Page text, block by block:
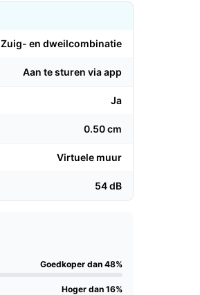
Zuig- en dweilcombinatie​
Aan te sturen via app
Ja
0.50 cm
Virtuele muur
54 dB
Goedkoper dan 48%
Hoger dan 16%